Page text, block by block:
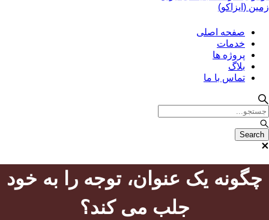
صفحه اصلی
خدمات
پروژه ها
بلاگ
تماس با ما
چگونه یک عنوان، توجه را به خود
جلب می کند؟